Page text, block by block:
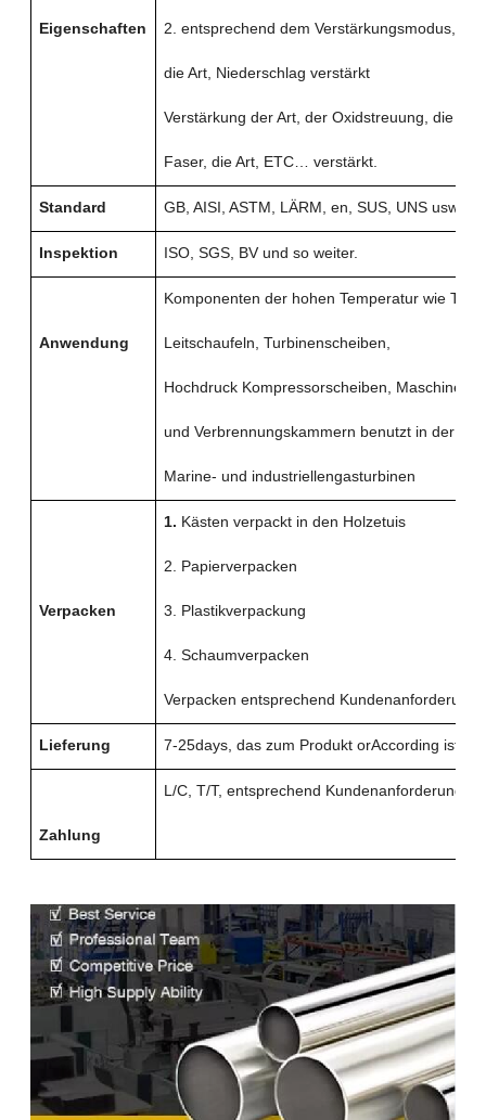
Eigenschaften 2. entsprechend dem Verstärkungsmodus,
die Art, Niederschlag verstärkt
Verstärkung der Art, der Oxidstreuung, die Art
Faser, die Art, ETC… verstärkt.
Standard GB, AISI, ASTM, LÄRM, en, SUS, UNS usw.
Inspektion ISO, SGS, BV und so weiter.
Anwendung
Komponenten der hohen Temperatur wie
Leitschaufeln, Turbinenscheiben,
Hochdruck Kompressorscheiben,
und Verbrennungskammern benutzt in der
Marine- und industriellengasturbinen
Verpacken
1. Kästen verpackt in den Holzetuis
2. Papierverpacken
3. Plastikverpackung
4. Schaumverpacken
Verpacken entsprechend
Lieferung 7-25days, das zum Produkt orAccording ist
Zahlung
L/C, T/T, entsprechend